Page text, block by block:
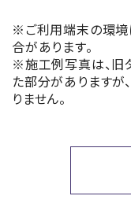
※ご利用端末の環境
合があります。
※施工例写真は、旧
た部分がありますが
りません。